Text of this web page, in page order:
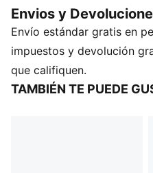
comodidad, para que
toda la vida.
CARACTERÍSTICAS Y
Los productos de cuero
fabricación responsable a
Envios y
Envío estándar gratis en
impuestos y devolución
que califiquen.
TAMBIÉN TE PUEDE